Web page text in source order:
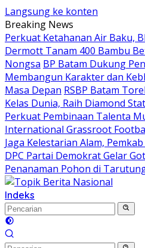
Langsung ke konten
Breaking News
Perkuat Ketahanan Air Baku,
Dermott Tanam 400 Bambu
Nongsa BP Batam Dukung
Membangun Karakter dan
Masa Depan RSBP Batam
Kelas Dunia, Raih Diamond
Perkuat Pembinaan Talenta
International Grassroot
Jaga Kelestarian Alam,
DPC Partai Demokrat Gelar
Penanaman Pohon di
Indeks